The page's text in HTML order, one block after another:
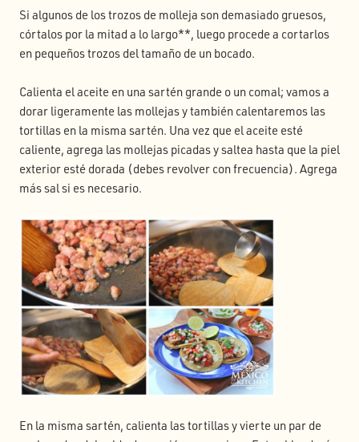
Si algunos de los trozos de molleja son demasiado gruesos,
córtalos por la mitad a lo largo**, luego procede a cortarlos
en pequeños trozos del tamaño de un bocado.
Calienta el aceite en una sartén grande o un comal; vamos a
dorar ligeramente las mollejas y también calentaremos las
tortillas en la misma sartén. Una vez que el aceite esté
caliente, agrega las mollejas picadas y saltea hasta que la piel
exterior esté dorada (debes revolver con frecuencia). Agrega
más sal si es necesario.
En la misma sartén, calienta las tortillas y vierte un par de